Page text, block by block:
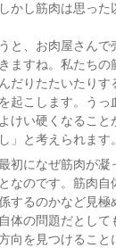
かし筋肉は思った
と、お肉屋さんで
ますね。私たちの
だりたたいたりす
起こします。うっ
けい硬くなること
」と考えられます。
初になぜ筋肉が凝
なのです。筋肉自
するのかなど見極
体の問題だとして
向を見つけること